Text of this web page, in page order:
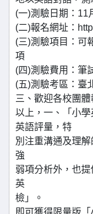
(一)測驗日期：11
(二)報名網址：
(三)測驗項目：可
項
(四)測驗費用：筆
(五)測驗考區：臺
三、歡迎各校團
以上，一、「小
英語評量，特
別注重溝通及理
強
弱項分析外，也
英
檢」。
即可獲得限量版